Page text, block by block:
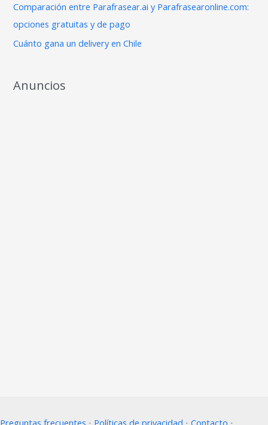
:Comparación entre Parafrasear.ai y Parafrasearonline.com:
opciones gratuitas y de pago
Cuánto gana un delivery en Chile
Anuncios
Preguntas frecuentes ⋅ Políticas de privacidad ⋅ Contacto ⋅